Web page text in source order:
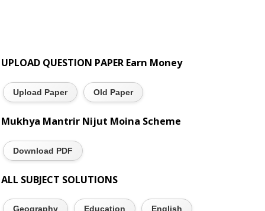
UPLOAD QUESTION PAPER Earn Money
Upload Paper Old Paper
Mukhya Mantrir Nijut Moina Scheme
Download PDF
ALL SUBJECT SOLUTIONS
Geography Education English